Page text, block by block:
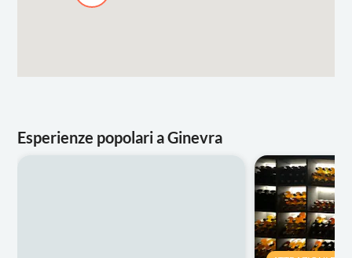
Esperienze popolari a Ginevra